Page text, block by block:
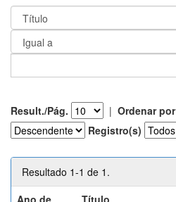
Result./Pág. | Ordenar por
Registro(s)
Resultado 1-1 de 1.
Ano de
Título